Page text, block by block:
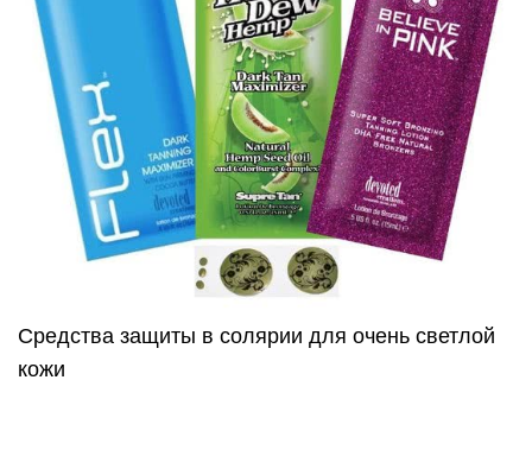
Средства защиты в солярии для очень светлой
кожи